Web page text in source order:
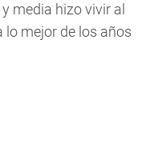
media hizo vivir al
lo mejor de los años